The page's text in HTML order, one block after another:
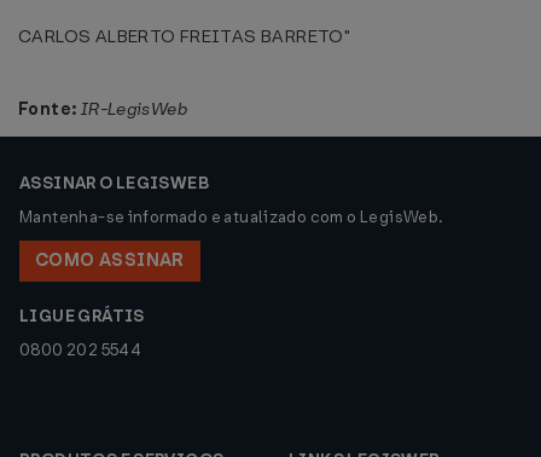
CARLOS ALBERTO FREITAS BARRETO"
Fonte: IR-LegisWeb
ASSINAR O LEGISWEB
Mantenha-se informado e atualizado com o LegisWeb.
COMO ASSINAR
LIGUE GRÁTIS
0800 202 5544